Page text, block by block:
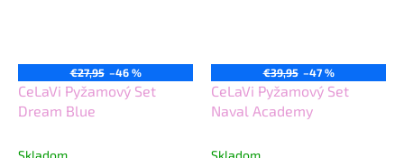
€27,95 –46 %
CeLaVi Pyžamový Set
Dream Blue
Skladom
€39,95 –47 %
CeLaVi Pyžamový Set
Naval Academy
Skladom